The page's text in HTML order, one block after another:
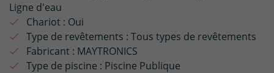
Ligne d'eau
Chariot : Oui
Type de revêtements : Tous types de revêtements
Fabricant : MAYTRONICS
Type de piscine : Piscine Publique